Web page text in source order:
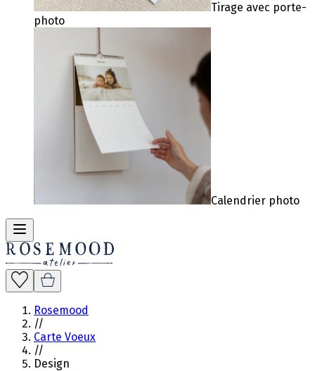
Tirage avec porte-
photo
Calendrier photo
Rosemood
//
Carte Voeux
//
Design